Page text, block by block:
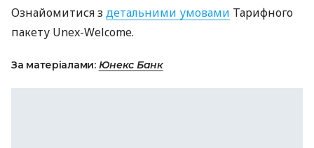
Ознайомитися з детальними умовами Тарифного
пакету Unex-Welcome.
За матеріалами: Юнекс Банк